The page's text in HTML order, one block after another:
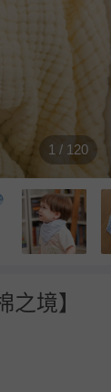
1 / 120
境】